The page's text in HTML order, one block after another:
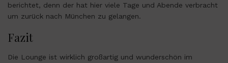
berichtet, denn der hat hier viele Tage und Abende verbracht
um zurück nach München zu gelangen.
Fazit
Die Lounge ist wirklich großartig und wunderschön im